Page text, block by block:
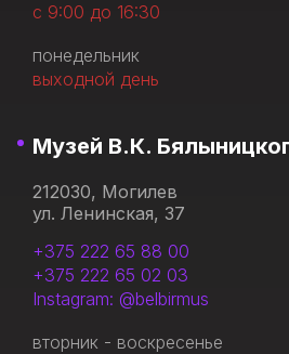
с 9:00 до 16:30
понедельник
выходной день
Музей В.К.
212030, Могилев
ул. Ленинская, 37
+375 222 65 88 00
+375 222 65 02 03
Instagram: @belbirmus
вторник - воскресенье